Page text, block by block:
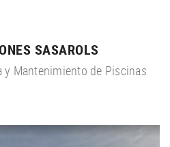
SASAROLS
y Mantenimiento de Piscinas